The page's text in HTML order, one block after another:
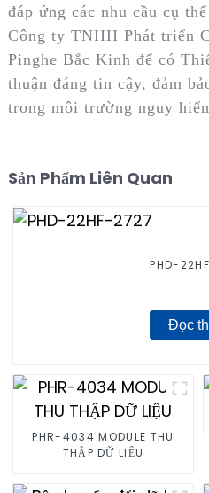
đáp ứng các nhu cầu cụ
Công ty TNHH Phát triển
Pinghe Bắc Kinh để có
thuận đáng tin cậy, đảm
trong môi trường nguy
Sản Phẩm Liên Quan
PHD-
Đọc
PHR-4034 MODULE THU
THẬP DỮ LIỆU